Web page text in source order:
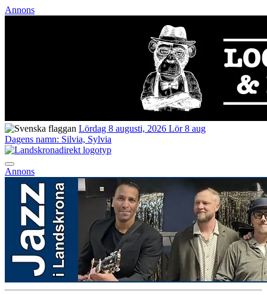
Annons
Lördag 8 augusti, 2026 Lör 8 aug
Dagens namn: Silvia, Sylvia
Annons